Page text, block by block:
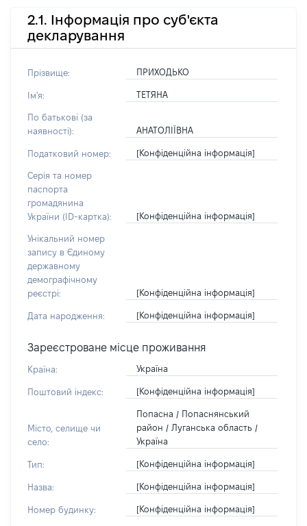
2.1. Інформація про суб'єкта
декларування
Прізвище: ПРИХОДЬКО
Ім'я: ТЕТЯНА
По батькові (за
наявності):
АНАТОЛІЇВНА
Податковий номер: [Конфіденційна інформація]
Серія та номер
паспорта
громадянина
України (ID-картка):
[Конфіденційна інформація]
Унікальний номер
запису в Єдиному
державному
демографічному
реєстрі:
[Конфіденційна інформація]
Дата народження: [Конфіденційна інформація]
Зареєстроване місце проживання
Країна: Україна
Поштовий індекс: [Конфіденційна інформація]
Місто, селище чи
село:
Попасна / Попаснянський
район / Луганська область /
Україна
Тип: [Конфіденційна інформація]
Назва: [Конфіденційна інформація]
Номер будинку: [Конфіденційна інформація]